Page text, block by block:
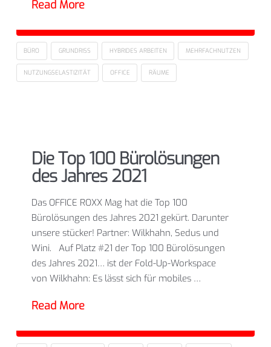
Read More
BÜRO GRUNDRISS HYBRIDES ARBEITEN MEHRFACHNUTZEN
NUTZUNGSELASTIZITÄT OFFICE RÄUME
Die Top 100 Bürolösungen
des Jahres 2021
Das OFFICE ROXX Mag hat die Top 100
Bürolösungen des Jahres 2021 gekürt. Darunter
unsere stücker! Partner: Wilkhahn, Sedus und
Wini. Auf Platz #21 der Top 100 Bürolösungen
des Jahres 2021… ist der Fold-Up-Workspace
von Wilkhahn: Es lässt sich für mobiles …
Read More